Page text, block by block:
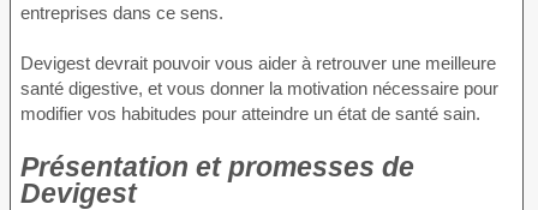
entreprises dans ce sens.
Devigest devrait pouvoir vous aider à retrouver une meilleure
santé digestive, et vous donner la motivation nécessaire pour
modifier vos habitudes pour atteindre un état de santé sain.
Présentation et promesses de
Devigest